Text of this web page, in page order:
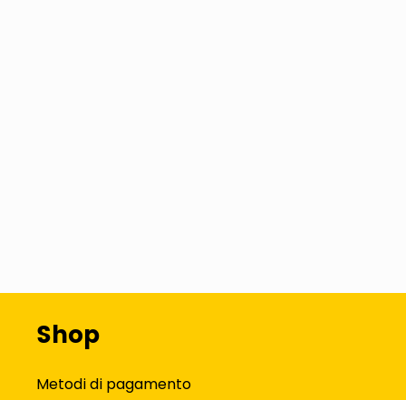
Shop
Metodi di pagamento